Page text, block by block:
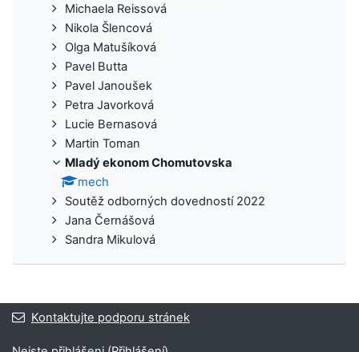
Michaela Reissová
Nikola Šlencová
Olga Matušíková
Pavel Butta
Pavel Janoušek
Petra Javorková
Lucie Bernasová
Martin Toman
Mladý ekonom Chomutovska
mech
Soutěž odborných dovedností 2022
Jana Černášová
Sandra Mikulová
Kontaktujte podporu stránek